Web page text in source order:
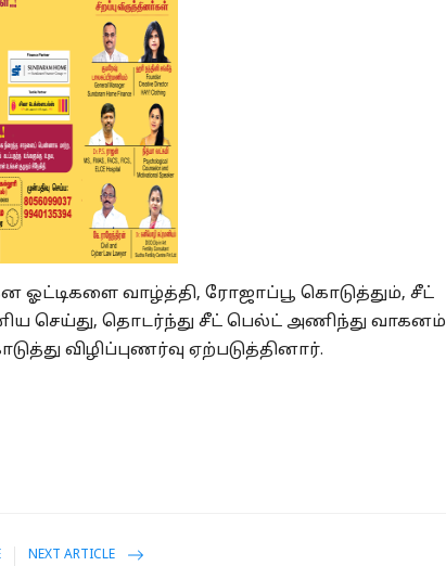
வாழ்த்தி, ரோஜாப்பூ கொடுத்தும், சீட்
தொடர்ந்து சீட் பெல்ட் அணிந்து வாகனம்
விழிப்புணர்வு ஏற்படுத்தினார்.
NEXT ARTICLE